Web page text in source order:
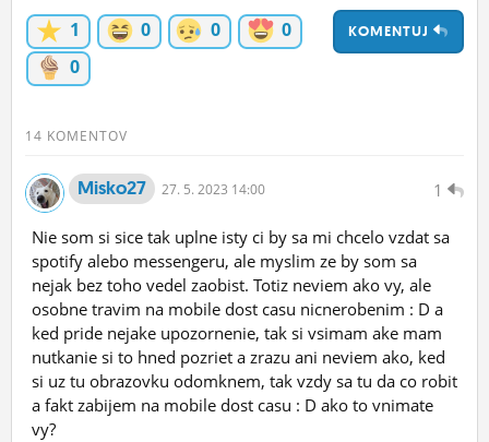
ROLETA
KOMENTUJ
1 0 0
0
0
14 KOMENTOV
1
Misko27 27. 5. 2023 14:00
Nie som si sice tak uplne isty ci by sa mi chcelo vzdat sa
spotify alebo messengeru, ale myslim ze by som sa
nejak bez toho vedel zaobist. Totiz neviem ako vy, ale
osobne travim na mobile dost casu nicnerobenim : D a
ked pride nejake upozornenie, tak si vsimam ake mam
nutkanie si to hned pozriet a zrazu ani neviem ako, ked
si uz tu obrazovku odomknem, tak vzdy sa tu da co robit
a fakt zabijem na mobile dost casu : D ako to vnimate
vy?